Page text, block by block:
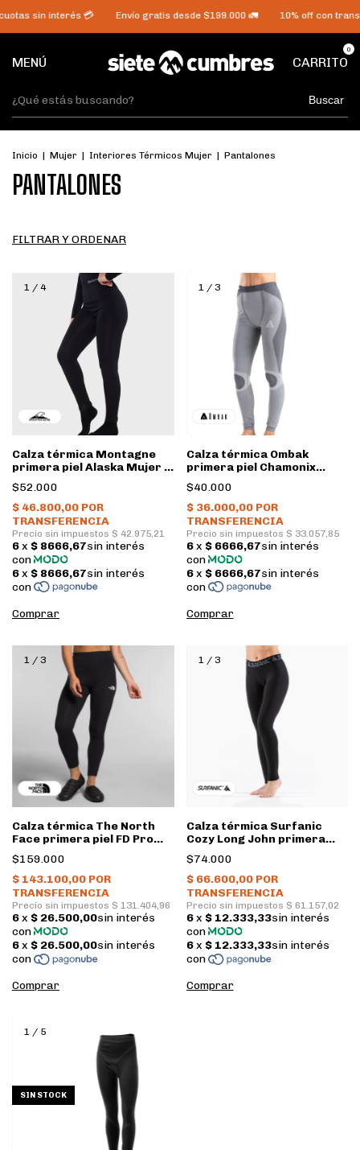
sin interés 💳 Envío gratis desde $199.000 🚛 10% off con
MENÚ CARRITO
0
Buscar
Inicio | Mujer | Interiores Térmicos Mujer | Pantalones
PANTALONES
FILTRAR Y ORDENAR
1 / 4
Calza térmica Montagne
primera piel Alaska Mujer •
Negro
$52.000
Comprar
1/ 3
Calza térmica Ombak
primera piel Chamonix
Mujer • Gris
$40.000
Comprar
1 / 3
Calza térmica The North
Face primera piel FD Pro
160 Mujer • TNF Black
$159.000
Comprar
1 / 3
Calza térmica Surfanic
Cozy Long John primera
piel Mujer • Black
$74.000
Comprar
1 / 5
SIN STOCK